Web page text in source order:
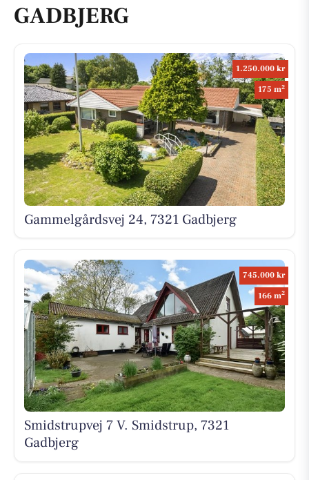
GADBJERG
1.250.000 kr
175 m2
Gammelgårdsvej 24, 7321 Gadbjerg
745.000 kr
166 m2
Smidstrupvej 7 V. Smidstrup, 7321
Gadbjerg